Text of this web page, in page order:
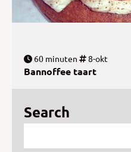
60 minuten 8-okt
Bannoffee taart
Search